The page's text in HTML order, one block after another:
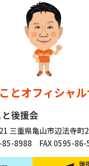
後
とオフィシャ
後援会
三重県亀山市辺法寺町
85-8988 FAX 0595-86-